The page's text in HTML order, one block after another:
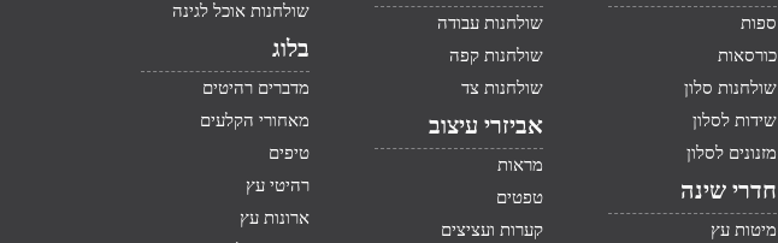
ספות
כורסאות
שולחנות סלון
שידות לסלון
מזנונים לסלון
חדרי שינה
מיטות עץ
שולחנות עבודה
שולחנות קפה
שולחנות צד
אביזרי עיצוב
מראות
טפטים
קערות ועציצים
שולחנות אוכל לגינה
בלוג
מדברים רהיטים
מאחורי הקלעים
טיפים
רהיטי עץ
ארונות עץ